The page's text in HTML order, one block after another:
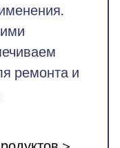
ремонта и